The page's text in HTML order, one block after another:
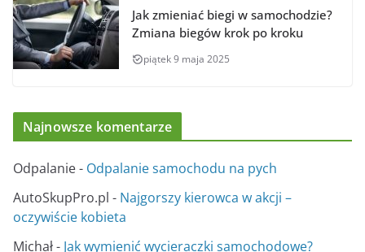
Jak zmieniać biegi w samochodzie?
Zmiana biegów krok po kroku
piątek 9 maja 2025
Najnowsze komentarze
Odpalanie- Odpalanie samochodu na pych
AutoSkupPro.pl - Najgorszy kierowca w akcji –
oczywiście kobieta
Michał- Jak wymienić wycieraczki samochodowe?